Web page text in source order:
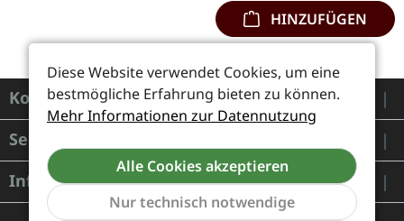
HINZUFÜGEN
Kontakt
Service
Informationen
Diese Website verwendet Cookies, um eine
bestmögliche Erfahrung bieten zu können.
Mehr Informationen zur Datennutzung
Alle Cookies akzeptieren
Nur technisch notwendige